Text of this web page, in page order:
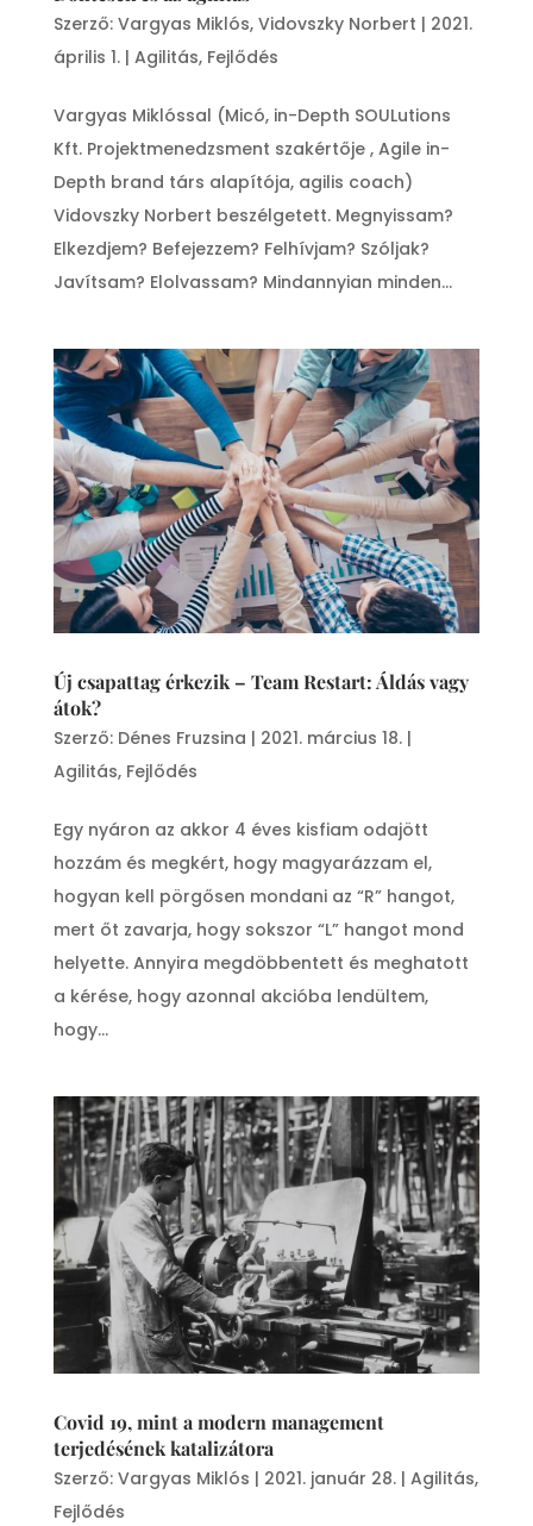
Szerző: Vargyas Miklós, Vidovszky Norbert | 2021.
április 1.| Agilitás, Fejlődés
Vargyas Miklóssal (Micó, in-Depth SOULutions
Kft. Projektmenedzsment szakértője , Agile in-
Depth brand társ alapítója, agilis coach)
Vidovszky Norbert beszélgetett. Megnyissam?
Elkezdjem? Befejezzem? Felhívjam? Szóljak?
Javítsam? Elolvassam? Mindannyian minden...
Új csapattag érkezik – Team Restart: Áldás vagy
átok?
Szerző: Dénes Fruzsina | 2021. március 18.|
Agilitás, Fejlődés
Egy nyáron az akkor 4 éves kisfiam odajött
hozzám és megkért, hogy magyarázzam el,
hogyan kell pörgősen mondani az “R” hangot,
mert őt zavarja, hogy sokszor “L” hangot mond
helyette. Annyira megdöbbentett és meghatott
a kérése, hogy azonnal akcióba lendültem,
hogy...
Covid 19, mint a modern management
terjedésének katalizátora
Szerző: Vargyas Miklós | 2021. január 28.| Agilitás,
Fejlődés